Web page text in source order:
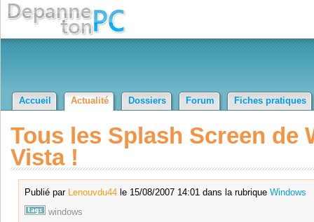
Accueil Actualité Dossiers Forum Fiches pratiques
Tous les Splash Screen de
Vista !
Publié par Lenouvdu44le 15/08/2007 14:01 dans la rubrique Windows
windows